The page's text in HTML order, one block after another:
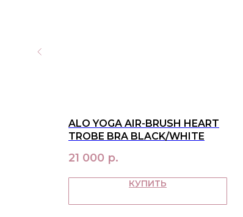
ALO YOGA AIR-BRUSH HEART
TROBE BRA BLACK/WHITE
21 000 р.
КУПИТЬ